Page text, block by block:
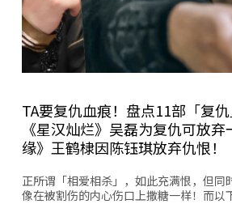
TA要复仇血痕！盘点11部「复仇
《星汉灿烂》吴磊为复仇可放
缘》王鹤棣因陈钰琪放弃仇恨！
正所谓「相爱相杀」，如此充满恨，但同
像在被割伤的内心伤口上撒糖一样！而